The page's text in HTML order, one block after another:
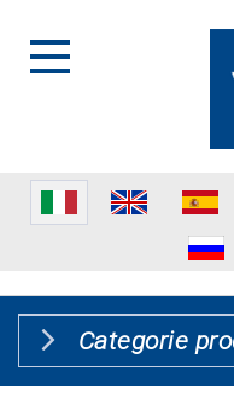
Categorie